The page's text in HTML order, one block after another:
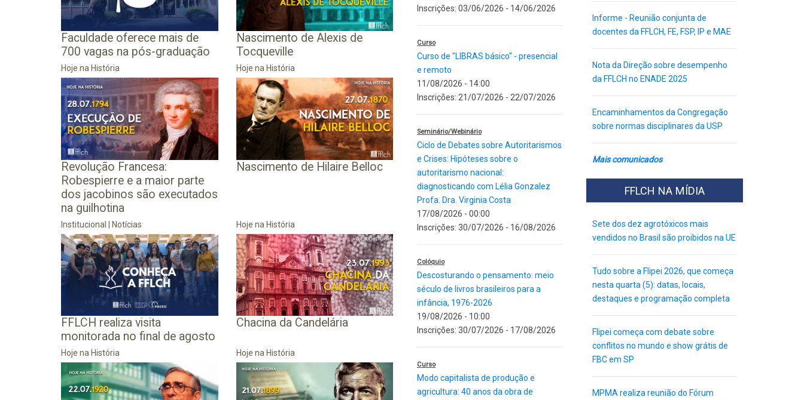
Faculdade oferece mais de
700 vagas na pós-graduação
Nascimento de Alexis de
Tocqueville
Hoje na História
Revolução Francesa:
Robespierre e a maior parte
dos jacobinos são executados
na guilhotina
Hoje na História
Nascimento de Hilaire Belloc
Institucional | Notícias
FFLCH realiza visita
monitorada no final de agosto
Hoje na História
Chacina da Candelária
Hoje na História Hoje na História
Inscrições: 03/06/2026 - 14/06/2026
Curso
Curso de "LIBRAS básico" - presencial
e remoto
11/08/2026 - 14:00
Inscrições: 21/07/2026 - 22/07/2026
Seminário/Webinário
Ciclo de Debates sobre Autoritarismos
e Crises: Hipóteses sobre o
autoritarismo nacional:
diagnosticando com Lélia Gonzalez
Profa. Dra. Virginia Costa
17/08/2026 - 00:00
Inscrições: 30/07/2026 - 16/08/2026
Colóquio
Descosturando o pensamento: meio
século de livros brasileiros para a
infância, 1976-2026
19/08/2026 - 10:00
Inscrições: 30/07/2026 - 17/08/2026
Curso
Modo capitalista de produção e
agricultura: 40 anos da obra de
Informe - Reunião conjunta de
docentes da FFLCH, FE, FSP, IP e MAE
Nota da Direção sobre desempenho
da FFLCH no ENADE 2025
Encaminhamentos da Congregação
sobre normas disciplinares da USP
Mais comunicados
FFLCH NA MÍDIA
Sete dos dez agrotóxicos mais
vendidos no Brasil são proibidos na UE
Tudo sobre a Flipei 2026, que começa
nesta quarta (5): datas, locais,
destaques e programação completa
Flipei começa com debate sobre
conflitos no mundo e show grátis de
FBC em SP
MPMA realiza reunião do Fórum